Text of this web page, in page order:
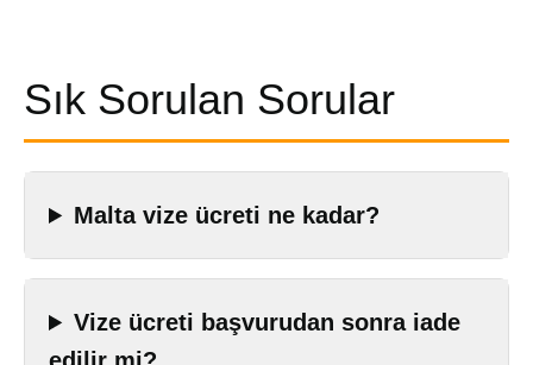
Sık Sorulan Sorular
Malta vize ücreti ne kadar?
Vize ücreti başvurudan sonra iade